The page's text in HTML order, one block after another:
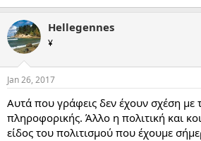
Hellegennes
¥
Jan 26, 2017
Αυτά που γράφεις δεν έχουν σχέση με
πληροφορικής. Άλλο η πολιτική και
είδος του πολιτισμού που έχουμε